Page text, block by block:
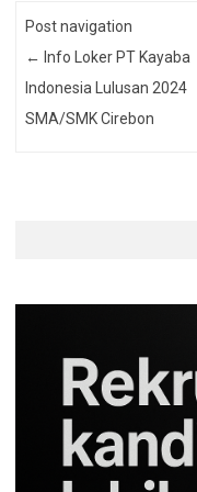
Post navigation
← Info Loker PT Kayaba
Indonesia Lulusan 2024
SMA/SMK Cirebon